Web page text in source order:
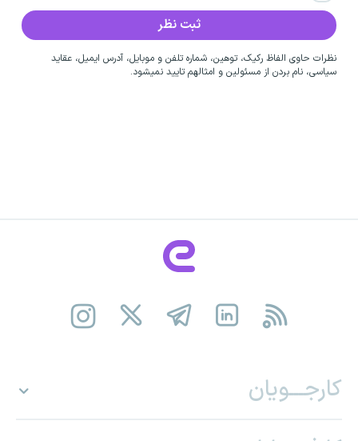
نظرات حاوی الفاظ رکیک، توهین، شماره تلفن و موبایل، آدرس ایمیل، عقاید
سیاسی، نام بردن از مسئولین و امثالهم تایید نمیشود.
کارجـــویان